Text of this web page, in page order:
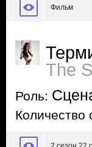
Фильм
The
Роль:
Количество